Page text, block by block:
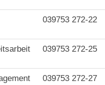
039753 272-22
039753 272-25
039753 272-27